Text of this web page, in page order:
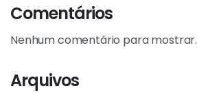
Comentários
Nenhum comentário para mostrar.
Arquivos